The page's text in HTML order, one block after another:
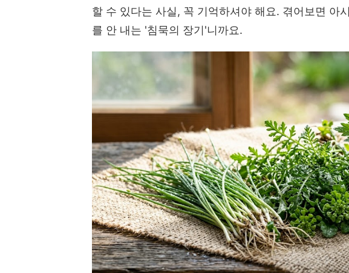
할 수 있다는 사실, 꼭 기억하셔야 해요. 겪어보면 아
를 안 내는 '침묵의 장기'니까요.